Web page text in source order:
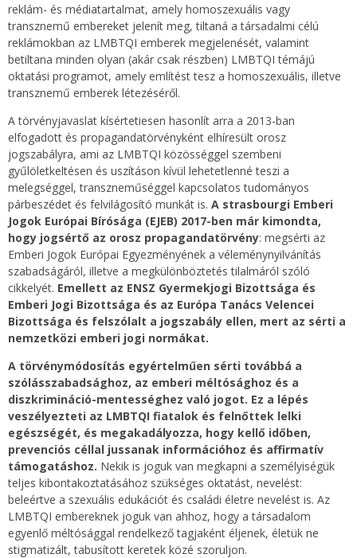
reklám- és médiatartalmat, amely homoszexuális vagy
transznemű embereket jelenít meg, tiltaná a társadalmi célú
reklámokban az LMBTQI emberek megjelenését, valamint
betiltana minden olyan (akár csak részben) LMBTQI témájú
oktatási programot, amely említést tesz a homoszexuális, illetve
transznemű emberek létezéséről.
A törvényjavaslat kísértetiesen hasonlít arra a 2013-ban
elfogadott és propagandatörvényként elhíresült orosz
jogszabályra, ami az LMBTQI közösséggel szembeni
gyűlöletkeltésen és uszításon kívül lehetetlenné teszi a
melegséggel, transzneműséggel kapcsolatos tudományos
párbeszédet és felvilágosító munkát is. A strasbourgi Emberi
Jogok Európai Bírósága (EJEB) 2017-ben már kimondta,
hogy jogsértő az orosz propagandatörvény: megsérti az
Emberi Jogok Európai Egyezményének a véleménynyilvánítás
szabadságáról, illetve a megkülönböztetés tilalmáról szóló
cikkelyét. Emellett az ENSZ Gyermekjogi Bizottsága és
Emberi Jogi Bizottsága és az Európa Tanács Velencei
Bizottsága és felszólalt a jogszabály ellen, mert az sérti a
nemzetközi emberi jogi normákat.
A törvénymódosítás egyértelműen sérti továbbá a
szólásszabadsághoz, az emberi méltósághoz és a
diszkrimináció-mentességhez való jogot. Ez a lépés
veszélyezteti az LMBTQI fiatalok és felnőttek lelki
egészségét, és megakadályozza, hogy kellő időben,
prevenciós céllal jussanak információhoz és affirmatív
támogatáshoz. Nekik is joguk van megkapni a személyiségük
teljes kibontakoztatásához szükséges oktatást, nevelést:
beleértve a szexuális edukációt és családi életre nevelést is. Az
LMBTQI embereknek joguk van ahhoz, hogy a társadalom
egyenlő méltósággal rendelkező tagjaként éljenek, életük ne
stigmatizált, tabusított keretek közé szoruljon.